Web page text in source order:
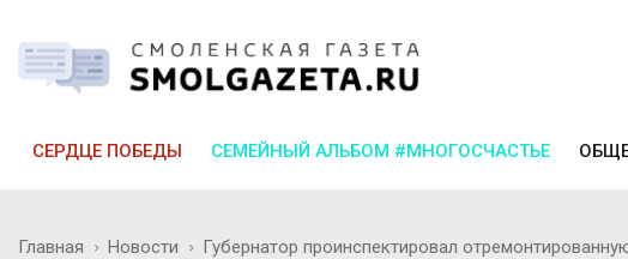
СЕРДЦЕ ПОБЕДЫ СЕМЕЙНЫЙ АЛЬБОМ #МНОГОСЧАСТЬЕ
Главная Новости Губернатор проинспектировал